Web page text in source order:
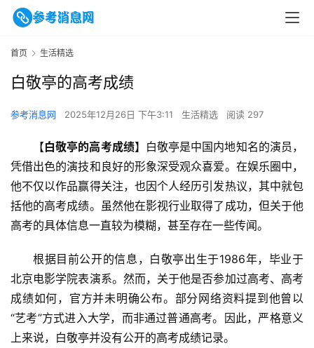
首页 生活精选
白敬亭的高考成绩
参考消息网 2025年12月26日 下午3:11 生活精选 阅读 297
【白敬亭的高考成绩】白敬亭是中国内地知名的演员，
凭借出色的演技和良好的形象深受观众喜爱。在娱乐圈中，
他不仅以作品赢得关注，也因个人经历引发热议，其中就包
括他的高考成绩。虽然他在影视行业取得了成功，但关于他
高考的具体信息一直较为模糊，甚至存在一些传闻。
根据目前公开的信息，白敬亭出生于1986年，毕业于
北京电影学院表演系。然而，关于他是否参加过高考、高考
成绩如何，官方并未明确公布。部分网络资料提到他曾以
“艺考”方式进入大学，而非通过普通高考。因此，严格意义
上来说，白敬亭并没有公开的高考成绩记录。